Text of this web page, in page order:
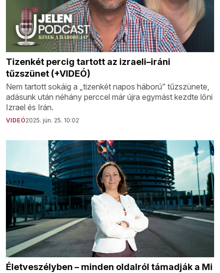
Tizenkét percig tartott az izraeli–iráni
tűzszünet (+VIDEÓ)
Nem tartott sokáig a „tizenkét napos háború” tűzszünete,
adásunk után néhány perccel már újra egymást kezdte lőni
Izrael és Irán.
VIDEÓ2025. jún. 25. 10:02
Életveszélyben – minden oldalról támadják a Mi